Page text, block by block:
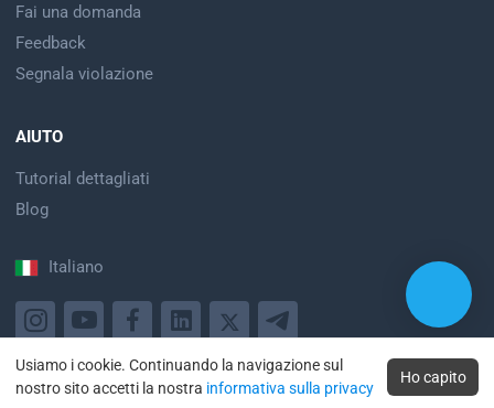
Usiamo i cookie. Continuando la navigazione sul
nostro sito accetti la nostra informativa sulla privacy
Ho capito
Fai una domanda
Feedback
Segnala violazione
AIUTO
Tutorial dettagliati
Blog
Italiano
Taplink, 2017-2026